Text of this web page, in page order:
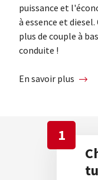
puissance et
à essence et
plus de couple à
conduite !
En savoir plus
1